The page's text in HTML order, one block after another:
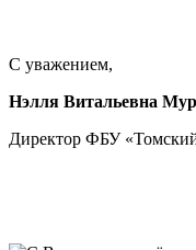
С уважением,
Нэлля Витальевна
Директор ФБУ